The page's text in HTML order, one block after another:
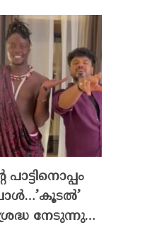
നേടുന്നു…